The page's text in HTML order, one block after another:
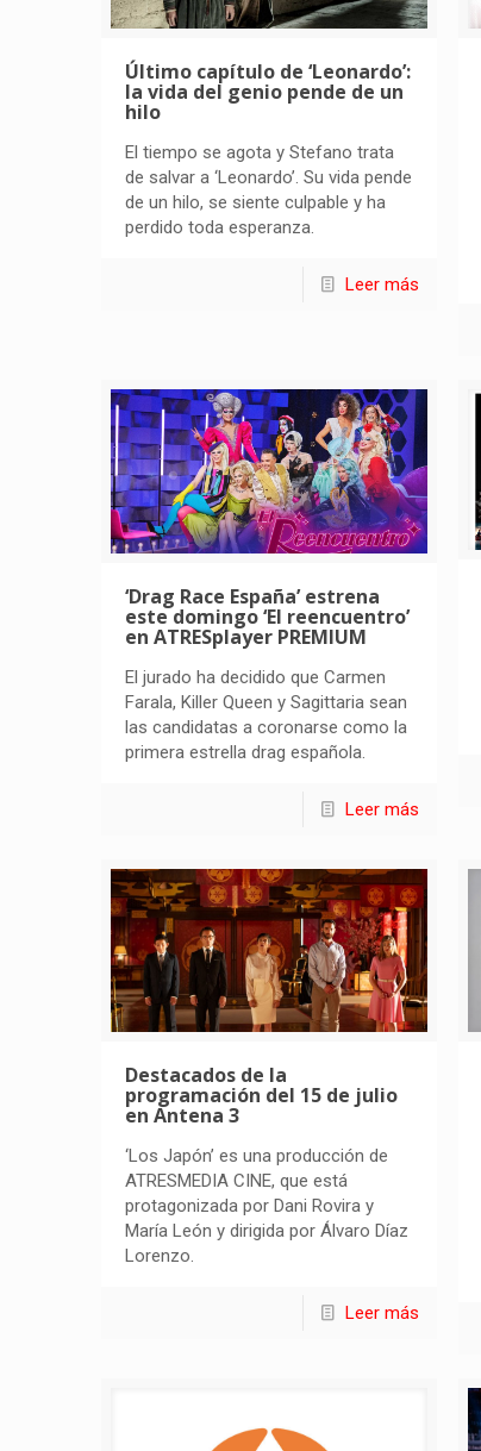
Último capítulo de ‘Leonardo’:
la vida del genio pende de un
hilo
El tiempo se agota y Stefano trata
de salvar a ‘Leonardo’. Su vida pende
de un hilo, se siente culpable y ha
perdido toda esperanza.
Leer más
‘Drag Race España’ estrena
este domingo ‘El reencuentro’
en ATRESplayer PREMIUM
El jurado ha decidido que Carmen
Farala, Killer Queen y Sagittaria sean
las candidatas a coronarse como la
primera estrella drag española.
Leer más
Destacados de la
programación del 15 de julio
en Antena 3
‘Los Japón’ es una producción de
ATRESMEDIA CINE, que está
protagonizada por Dani Rovira y
María León y dirigida por Álvaro Díaz
Lorenzo.
Leer más